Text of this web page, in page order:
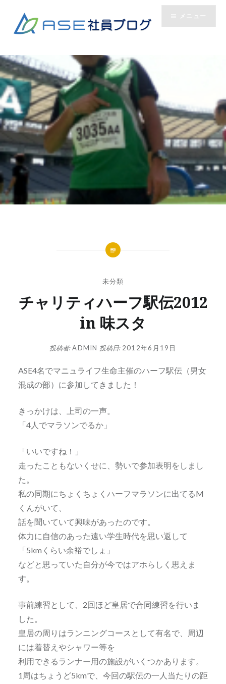
ツ
へ
ス
キ
ッ
プ
メニュー
未分類
チャリティハーフ駅伝2012
in 味スタ
投稿者:ADMIN 投稿日: 2012年6月19日
ASE4名でマニュライフ生命主催のハーフ駅伝（男女
混成の部）に参加してきました！
きっかけは、上司の一声。
「4人でマラソンでるか」
「いいですね！」
走ったこともないくせに、勢いで参加表明をしまし
た。
私の同期にちょくちょくハーフマラソンに出てるM
くんがいて、
話を聞いていて興味があったのです。
体力に自信のあった遠い学生時代を思い返して
「5kmくらい余裕でしょ」
などと思っていた自分が今ではアホらしく思えま
す。
事前練習として、2回ほど皇居で合同練習を行いま
した。
皇居の周りはランニングコースとして有名で、周辺
には着替えやシャワー等を
利用できるランナー用の施設がいくつかあります。
1周はちょうど5kmで、今回の駅伝の一人当たりの距